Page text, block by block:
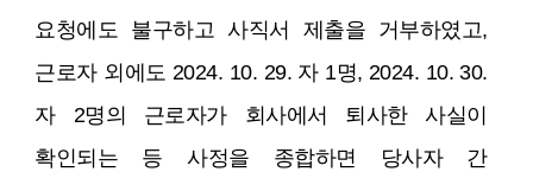
요청에도 불구하고 사직서 제출을 거부하였고,
근로자 외에도 2024. 10. 29. 자 1명, 2024. 10. 30.
자 2명의 근로자가 회사에서 퇴사한 사실이
확인되는 등 사정을 종합하면 당사자 간